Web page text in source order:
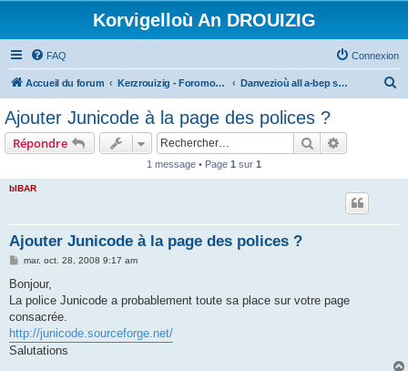
Korvigelloù An DROUIZIG
FAQ Connexion
Accueil du forum Kerzrouizig - Foromoù An Drouizig Danvezioù all a-bep seurt
Ajouter Junicode à la page des polices ?
Répondre Rechercher
1 message • Page 1 sur 1
bIBAR
Ajouter Junicode à la page des polices ?
M
s
a
g
mar. oct. 28, 2008 9:17 am
Bonjour,
La police Junicode a probablement toute sa place sur votre page
consacrée.
http://junicode.sourceforge.net/
Salutations